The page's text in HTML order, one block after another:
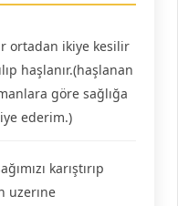
ortadan ikiye kesilir
haşlanır.(haşlanan
göre sağlığa
ederim.)
karıştırıp
uzerıne